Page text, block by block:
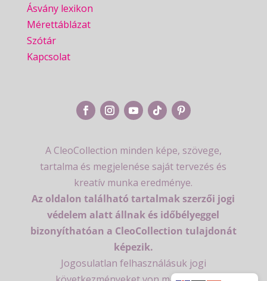
Ásvány lexikon
Mérettáblázat
Szótár
Kapcsolat
A CleoCollection minden képe, szövege,
tartalma és megjelenése saját tervezés és
kreatív munka eredménye.
Az oldalon található tartalmak szerzői jogi
védelem alatt állnak és időbélyeggel
bizonyíthatóan a CleoCollection tulajdonát
képezik.
Jogosulatlan felhasználásuk jogi